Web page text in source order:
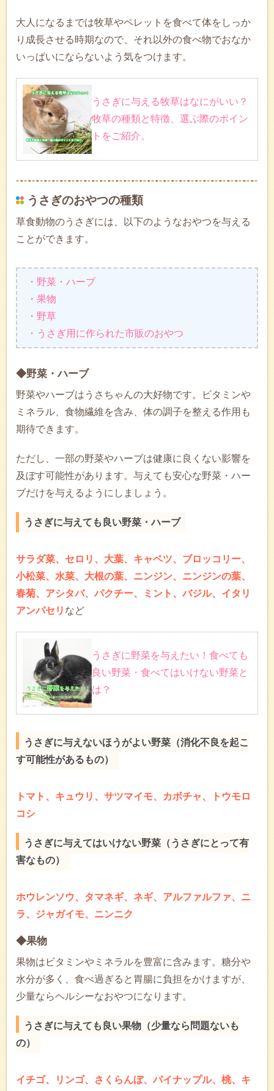
大人になるまでは牧草やペレットを食べて体をしっか
り成長させる時期なので、それ以外の食べ物でおなか
いっぱいにならないよう気をつけます。
うさぎに与える牧草はなにがいい？
牧草の種類と特徴、選ぶ際のポイン
トをご紹介。
うさぎのおやつの種類
草食動物のうさぎには、以下のようなおやつを与える
ことができます。
・野菜・ハーブ
・果物
・野草
・うさぎ用に作られた市販のおやつ
◆野菜・ハーブ
野菜やハーブはうさちゃんの大好物です。ビタミンや
ミネラル、食物繊維を含み、体の調子を整える作用も
期待できます。
ただし、一部の野菜やハーブは健康に良くない影響を
及ぼす可能性があります。与えても安心な野菜・ハー
ブだけを与えるようにしましょう。
うさぎに与えても良い野菜・ハーブ
サラダ菜、セロリ、大葉、キャベツ、ブロッコリー、
小松菜、水菜、大根の葉、ニンジン、ニンジンの葉、
春菊、アシタバ、パクチー、ミント、バジル、イタリ
アンパセリ など
うさぎに野菜を与えたい！食べても
良い野菜・食べてはいけない野菜と
は？
うさぎに与えないほうがよい野菜（消化不良を起こ
す可能性があるもの）
トマト、キュウリ、サツマイモ、カボチャ、トウモロ
コシ
うさぎに与えてはいけない野菜（うさぎにとって有
害なもの）
ホウレンソウ、タマネギ、ネギ、アルファルファ、ニ
ラ、ジャガイモ、ニンニク
◆果物
果物はビタミンやミネラルを豊富に含みます。糖分や
水分が多く、食べ過ぎると胃腸に負担をかけますが、
少量ならヘルシーなおやつになります。
うさぎに与えても良い果物（少量なら問題ないも
の）
イチゴ、リンゴ、さくらんぼ、パイナップル、桃、キ